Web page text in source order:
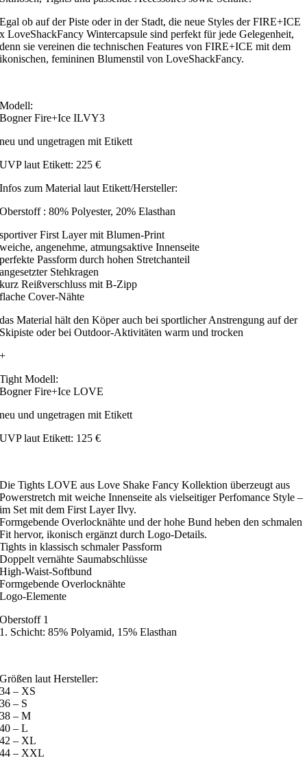
Egal ob auf der Piste oder in der Stadt, die neue Styles der FIRE+ICE
x LoveShackFancy Wintercapsule sind perfekt für jede Gelegenheit,
denn sie vereinen die technischen Features von FIRE+ICE mit dem
ikonischen, femininen Blumenstil von LoveShackFancy.
Modell:
Bogner Fire+Ice ILVY3
neu und ungetragen mit Etikett
UVP laut Etikett: 225 €
Infos zum Material laut Etikett/Hersteller:
Oberstoff : 80% Polyester, 20% Elasthan
sportiver First Layer mit Blumen-Print
weiche, angenehme, atmungsaktive Innenseite
perfekte Passform durch hohen Stretchanteil
angesetzter Stehkragen
kurz Reißverschluss mit B-Zipp
flache Cover-Nähte
das Material hält den Köper auch bei sportlicher Anstrengung auf der
Skipiste oder bei Outdoor-Aktivitäten warm und trocken
+
Tight Modell:
Bogner Fire+Ice LOVE
neu und ungetragen mit Etikett
UVP laut Etikett: 125 €
Die Tights LOVE aus Love Shake Fancy Kollektion überzeugt aus
Powerstretch mit weiche Innenseite als vielseitiger Perfomance Style –
im Set mit dem First Layer Ilvy.
Formgebende Overlocknähte und der hohe Bund heben den schmalen
Fit hervor, ikonisch ergänzt durch Logo-Details.
Tights in klassisch schmaler Passform
Doppelt vernähte Saumabschlüsse
High-Waist-Softbund
Formgebende Overlocknähte
Logo-Elemente
Oberstoff 1
1. Schicht: 85% Polyamid, 15% Elasthan
Größen laut Hersteller:
34 – XS
36 – S
38 – M
40 – L
42 – XL
44 – XXL